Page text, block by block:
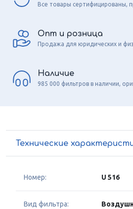
Все товары сертифицированы,
Опт и розница
Продажа для юридических и
Наличие
985 000 фильтров в наличии,
Технические
Номер: U 516
Вид фильтра: